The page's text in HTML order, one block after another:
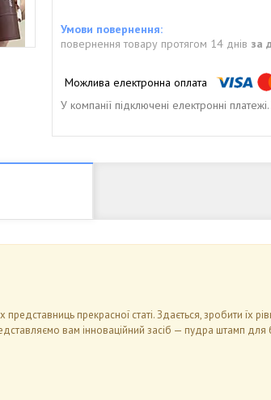
повернення товару протягом 14 днів за
У компанії підключені електронні
прекрасної статі. Здається, зробити їх
вам інноваційний засіб — пудра штамп